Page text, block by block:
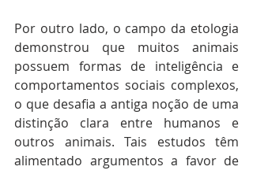
Por outro lado, o campo da etologia
demonstrou que muitos animais
possuem formas de inteligência e
comportamentos sociais complexos,
o que desafia a antiga noção de uma
distinção clara entre humanos e
outros animais. Tais estudos têm
alimentado argumentos a favor de